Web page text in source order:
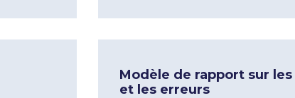
Modèle de rapport sur
et les erreurs